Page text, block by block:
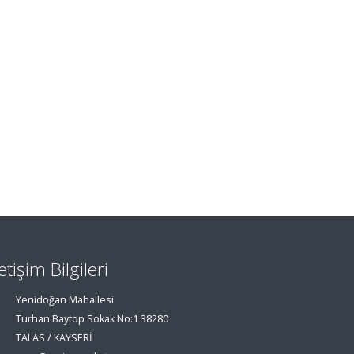
Bilgileri
Yenidoğan Mahallesi
Turhan Baytop Sokak No:1 38280
TALAS / KAYSERİ